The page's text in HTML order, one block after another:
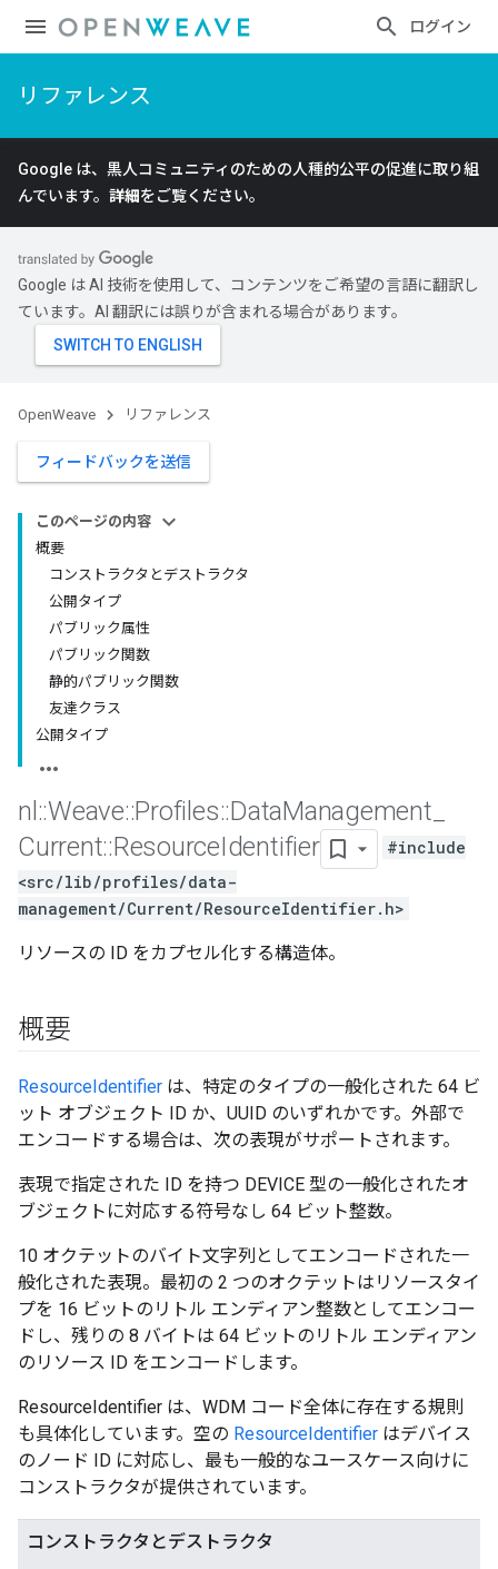
ログイン
リファレンス
Google は、黒人コミュニティのための人種的公平の促進に取り組
んでいます。 詳細をご覧ください。
Google は AI 技術を使用して、コンテンツをご希望の言語に翻訳し
ています。AI 翻訳には誤りが含まれる場合があります。
OpenWeave リファレンス
フィードバックを送信
このページの内容
概要
コンストラクタとデストラクタ
公開タイプ
パブリック属性
パブリック関数
静的パブリック関数
友達クラス
公開タイプ
nl ::Weave::Profiles::DataManagement
Current::ResourceIdentifier
#include
<src/lib/profiles/data-
management/Current/ResourceIdentifier.h>
リソースの ID をカプセル化する構造体。
概要
ResourceIdentifier は、特定のタイプの一般化された 64 ビ
ット オブジェクト ID か、UUID のいずれかです。外部で
エンコードする場合は、次の表現がサポートされます。
表現で指定された ID を持つ DEVICE 型の一般化されたオ
ブジェクトに対応する符号なし 64 ビット整数。
10 オクテットのバイト文字列としてエンコードされた一
般化された表現。最初の 2 つのオクテットはリソースタイ
プを 16 ビットのリトル エンディアン整数としてエンコー
ドし、残りの 8 バイトは 64 ビットのリトル エンディアン
のリソース ID をエンコードします。
ResourceIdentifier は、WDM コード全体に存在する規則
も具体化しています。空の ResourceIdentifier はデバイス
のノード ID に対応し、最も一般的なユースケース向けに
コンストラクタが提供されています。
コンストラクタとデストラクタ